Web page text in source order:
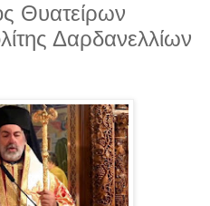
Θυατείρων
Δαρδανελλίων